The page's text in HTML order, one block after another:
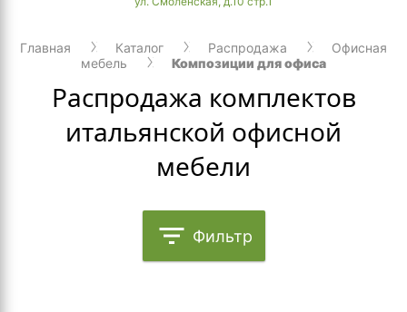
Главная Каталог Распродажа
Офисная
мебель
Композиции для офиса
Распродажа комплектов
итальянской офисной
мебели
filter_list Фильтр